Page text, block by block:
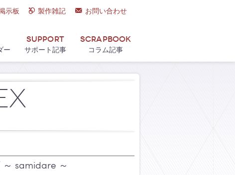
示板 製作雑記 お問い合わせ
ー
Support
サポート記事
Scrapbook
コラム記事
～ samidare ～